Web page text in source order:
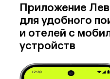
Приложение
для удобного
и отелей с
устройств